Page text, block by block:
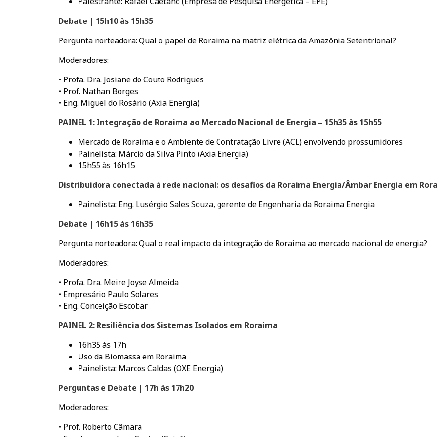
Debate | 15h10 às 15h35
Pergunta norteadora: Qual o papel de Roraima na matriz elétrica da Amazônia Setentrional?
Moderadores:
• Profa. Dra. Josiane do Couto Rodrigues
• Prof. Nathan Borges
• Eng. Miguel do Rosário (Axia Energia)
PAINEL 1: Integração de Roraima ao Mercado Nacional de Energia – 15h35 às 15h55
Mercado de Roraima e o Ambiente de Contratação Livre (ACL) envolvendo prossumidores
Painelista: Márcio da Silva Pinto (Axia Energia)
15h55 às 16h15
Distribuidora conectada à rede nacional: os desafios da Roraima Energia/Âmbar Energia em
Painelista: Eng. Lusérgio Sales Souza, gerente de Engenharia da Roraima Energia
Debate | 16h15 às 16h35
Pergunta norteadora: Qual o real impacto da integração de Roraima ao mercado nacional de energia?
Moderadores:
• Profa. Dra. Meire Joyse Almeida
• Empresário Paulo Solares
• Eng. Conceição Escobar
PAINEL 2: Resiliência dos Sistemas Isolados em Roraima
16h35 às 17h
Uso da Biomassa em Roraima
Painelista: Marcos Caldas (OXE Energia)
Perguntas e Debate | 17h às 17h20
Moderadores:
• Prof. Roberto Câmara